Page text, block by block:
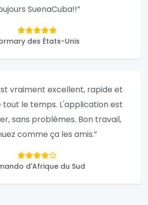
SuenaCuba!!”
des États-Unis
vraiment excellent, rapide et
tout le temps. L'application est
sans problèmes. Bon travail,
comme ça les amis.”
d'Afrique du Sud